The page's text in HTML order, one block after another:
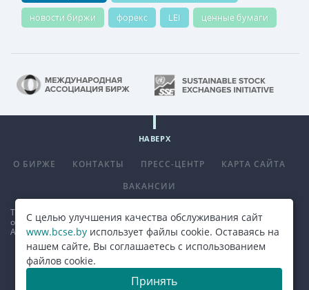
новости биржи
форекс LEI ценные бумаги
О БИРЖЕ КОНТАКТЫ ПРЕСС-ЦЕНТР
КАРТА САЙТА
ВАКАНСИИ
Телефон +375 (17) 390 14 70
. E-mail:
office@bcse.by .
Адрес: 220013 г. Минск ул. Сурганова д. 48а.Карта проезда
© 2026, ОАО "Белорусская валютно-фондовая биржа"
НАВЕРХ
С целью улучшения качества обслуживания сайт
www.bcse.by использует файлы cookie. Оставаясь на
нашем сайте, Вы соглашаетесь с использованием
файлов cookie.
Принять